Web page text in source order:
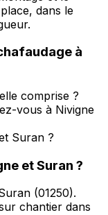
dans le
à
comprise ?
vous à Nivigne
Suran ?
et Suran ?
(01250).
chantier dans